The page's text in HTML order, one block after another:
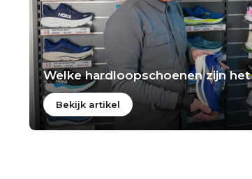
Welke hardloopschoenen zijn
Bekijk artikel